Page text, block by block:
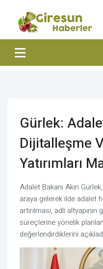
Gürlek:
Dijitalleşme
Yatırımları
Adalet Bakanı Akın
araya gelerek ilde adalet
artırılması, adli
süreçlerine yönelik
değerlendirdiklerini